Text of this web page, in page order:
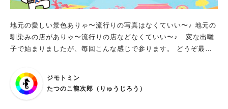
地元の愛しい景色ありゃ〜流行りの写真はなくていい〜♪ 地元の
馴染みの店がありゃ〜流行りの店などなくていい〜♪ 変な出囃
子で始まりましたが、毎回こんな感じで参ります。 どうぞ最後
北高速鉄道で開催されている期間限定イベントのご紹介です。
私自身が実際に体験して、とても面白かったのでオススメします
ね。子どもたちと一緒に解くもよし、大人だけで解くもよし、ど
ジモトミン
たつのこ龍次郎（りゅうじろう）